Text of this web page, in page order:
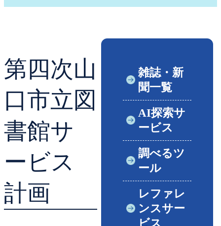
貸出ランキング
予約ランキング ブックスタート体験
レファレンスサービ
好きなおはなしの絵
第四次山
口市立図
書館サ
ービス
計画
雑誌・新
聞一覧
AI探索サ
ービス
調べるツ
ール
レファレ
ンスサー
ビス